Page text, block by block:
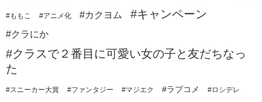
#ももこ #アニメ化 #カクヨム #キャンペーン
#クラにか
#クラスで２番目に可愛い女の子と友だちなっ
た
#スニーカー大賞 #ファンタジー #マジエク #ラブコメ #ロシデレ